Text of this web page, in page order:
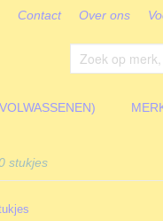
Contact Over ons
stukjes